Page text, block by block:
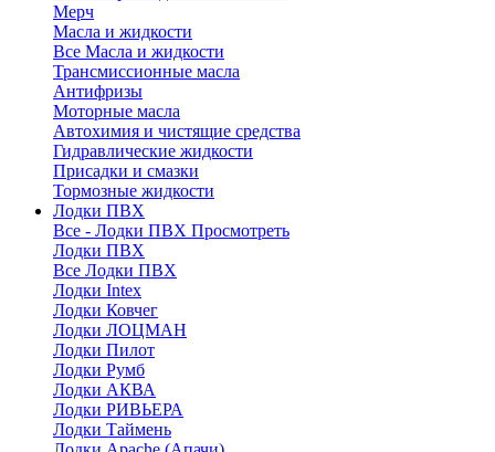
Мерч
Масла и жидкости
Все Масла и жидкости
Трансмиссионные масла
Антифризы
Моторные масла
Автохимия и чистящие средства
Гидравлические жидкости
Присадки и смазки
Тормозные жидкости
Лодки ПВХ
Все - Лодки ПВХ Просмотреть
Лодки ПВХ
Все Лодки ПВХ
Лодки Intex
Лодки Ковчег
Лодки ЛОЦМАН
Лодки Пилот
Лодки Румб
Лодки АКВА
Лодки РИВЬЕРА
Лодки Таймень